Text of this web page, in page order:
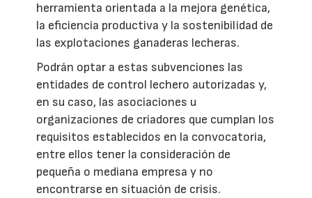
herramienta orientada a la mejora genética,
la eficiencia productiva y la sostenibilidad de
las explotaciones ganaderas lecheras.
Podrán optar a estas subvenciones las
entidades de control lechero autorizadas y,
en su caso, las asociaciones u
organizaciones de criadores que cumplan los
requisitos establecidos en la convocatoria,
entre ellos tener la consideración de
pequeña o mediana empresa y no
encontrarse en situación de crisis.